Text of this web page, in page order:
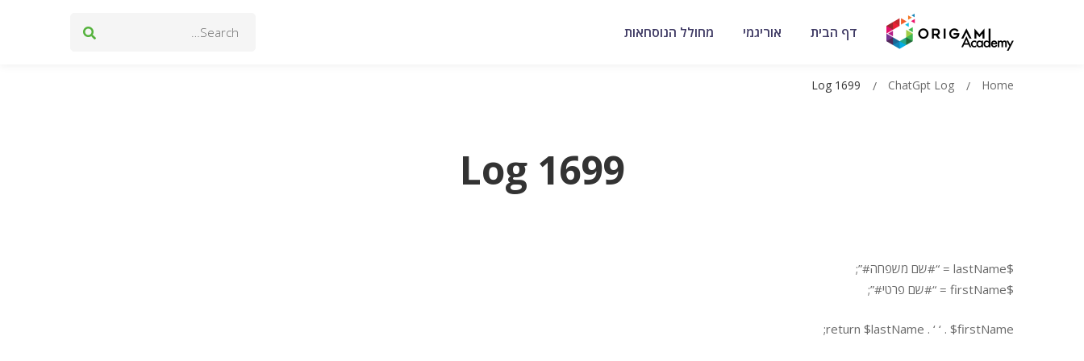
דף הבית אוריגמי מחולל הנוסחאות
Log 1699
Home
ChatGpt Log
Log 1699
$lastName = “#שם משפחה#”;
$firstName = “#שם פרטי#”;
return $lastName . ‘ ‘ . $firstName;